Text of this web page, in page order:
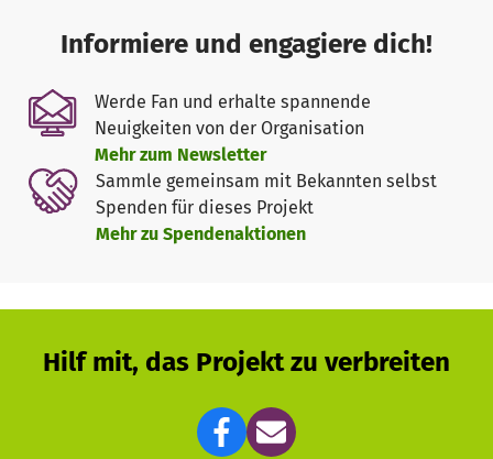
und des Gemeindezentrums. Geplant ist der Bau eines
massiven Sanitärgebäudes aus Steinmit:
Toilettenkabinen
einem Urinalraum
einer Umkleidekabine
mehreren Handwaschstationen
einem Wickeltisch für Kleinkinder
Mit dem neuen Gebäude entsteht eine dauerhafte,
Gelände nutzen. Allein rund 80 Kinder zwischen drei und
richtet sich an Vorschulkinder, Lehrkräfte, die Köchin
sowie an Besucher*innen des Gemeindezentrums.
Informiere und engagiere dich!
Werde Fan und erhalte spannende
Neuigkeiten von der Organisation
Mehr zum Newsletter
Sammle gemeinsam mit Bekannten selbst
Spenden für dieses Projekt
Mehr zu Spendenaktionen
Hilf mit, das Projekt zu verbreiten